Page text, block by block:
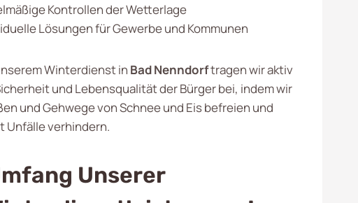
Kontrollen der Wetterlage
Lösungen für Gewerbe und Kommunen
Winterdienst in Bad Nenndorftragen wir aktiv
und Lebensqualität der Bürger bei, indem wir
und Gehwege von Schnee und Eis befreien und
Unfälle verhindern.
Unserer